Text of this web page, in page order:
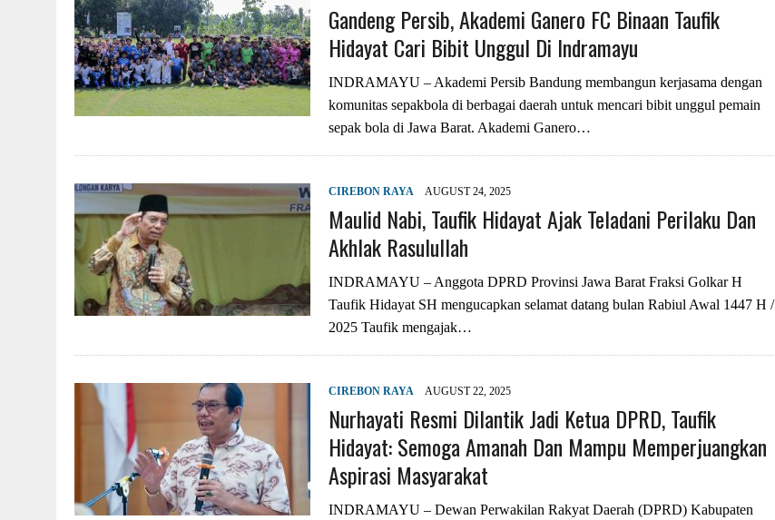
Gandeng Persib, Akademi Ganero FC Binaan Taufik
Hidayat Cari Bibit Unggul Di Indramayu
INDRAMAYU – Akademi Persib Bandung membangun kerjasama dengan
komunitas sepakbola di berbagai daerah untuk mencari bibit unggul pemain
sepak bola di Jawa Barat. Akademi Ganero…
CIREBON RAYA AUGUST 24, 2025
Maulid Nabi, Taufik Hidayat Ajak Teladani Perilaku Dan
Akhlak Rasulullah
INDRAMAYU – Anggota DPRD Provinsi Jawa Barat Fraksi Golkar H
Taufik Hidayat SH mengucapkan selamat datang bulan Rabiul Awal 1447 H /
2025 Taufik mengajak…
CIREBON RAYA AUGUST 22, 2025
Nurhayati Resmi Dilantik Jadi Ketua DPRD, Taufik
Hidayat: Semoga Amanah Dan Mampu Memperjuangkan
Aspirasi Masyarakat
INDRAMAYU – Dewan Perwakilan Rakyat Daerah (DPRD) Kabupaten